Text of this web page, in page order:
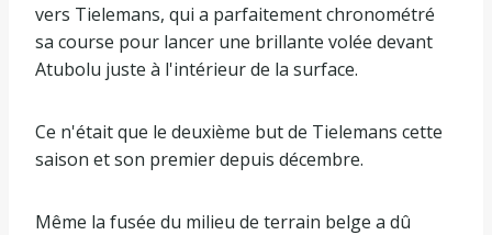
vers Tielemans, qui a parfaitement chronométré
sa course pour lancer une brillante volée devant
Atubolu juste à l'intérieur de la surface.
Ce n'était que le deuxième but de Tielemans cette
saison et son premier depuis décembre.
Même la fusée du milieu de terrain belge a dû